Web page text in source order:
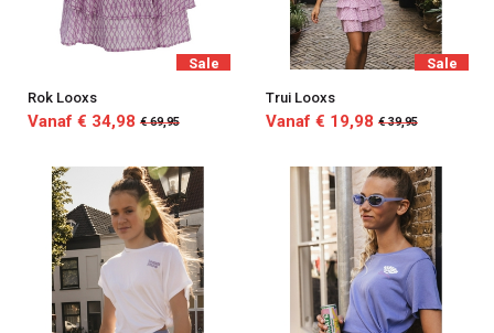
Sale
Rok Looxs
Vanaf € 34,98 € 69,95
Sale
Trui Looxs
Vanaf € 19,98 € 39,95